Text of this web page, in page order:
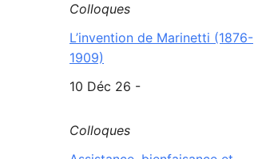
Colloques
L’invention de Marinetti (1876-
1909)
10 Déc 26 -
Colloques